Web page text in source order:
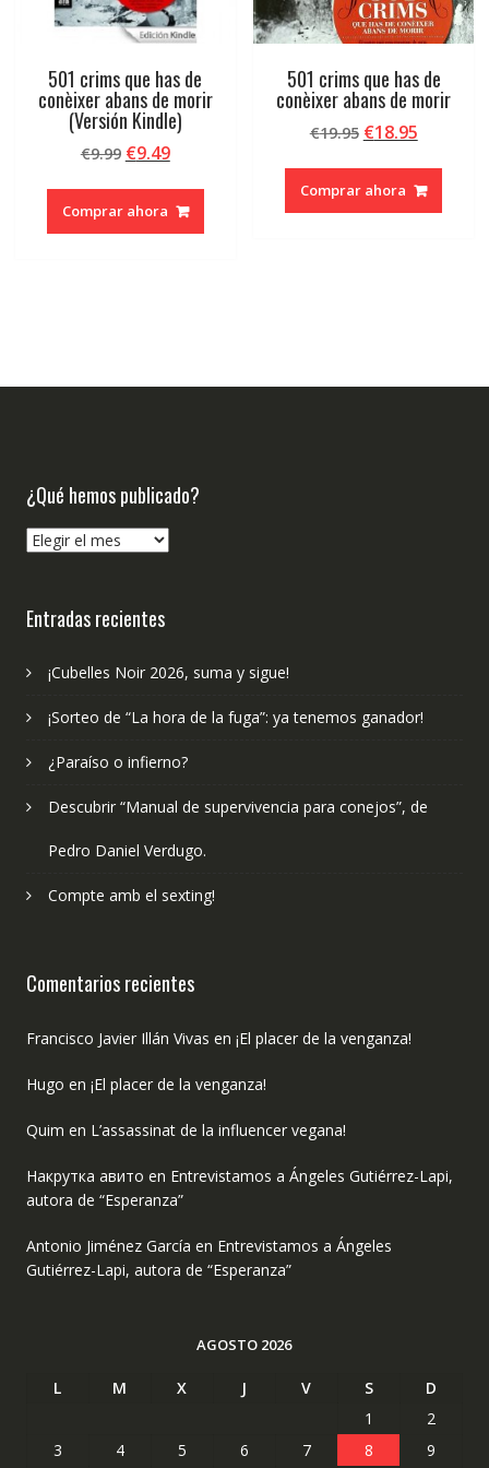
501 crims que has de
conèixer abans de morir
(Versión Kindle)
€9.99 El
original
era:
€9.49El
actual
es:
Comprar ahora
501 crims que has de
conèixer abans de morir
€19.95 El
original
era:
€18.95El
actual
es:
Comprar ahora
¿Qué hemos publicado?
¿Qué
Entradas recientes
¡Cubelles Noir 2026, suma y sigue!
¡Sorteo de “La hora de la fuga”: ya tenemos ganador!
¿Paraíso o infierno?
Descubrir “Manual de supervivencia para conejos”, de
Pedro Daniel Verdugo.
Compte amb el sexting!
Comentarios recientes
Francisco Javier Illán Vivas en ¡El placer de la venganza!
Hugo en ¡El placer de la venganza!
Quim en L’assassinat de la influencer vegana!
Накрутка авито en Entrevistamos a Ángeles Gutiérrez-Lapi,
autora de “Esperanza”
Antonio Jiménez García en Entrevistamos a Ángeles
Gutiérrez-Lapi, autora de “Esperanza”
AGOSTO 2026
L M X J V S
D
1
2
3
4 5 6 7 8 9